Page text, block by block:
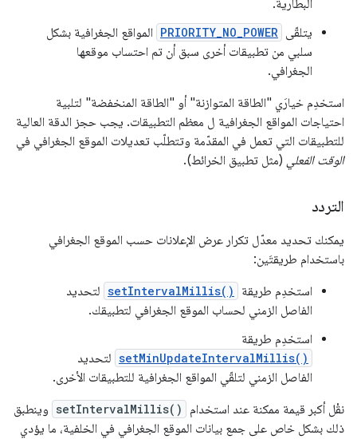
البطارية.
يتلقّى PRIORITY_NO_POWER المواقع الجغرافية بشكل
سلبي من تطبيقات أخرى سبق أن تم احتساب موقعها
الجغرافي.
استخدِم خيارَي "الطاقة المتوازنة" أو "الطاقة المنخفضة" لتلبية
احتياجات المواقع الجغرافية ل معظم التطبيقات. يجب حجز الدقة العالية
للتطبيقات التي تعمل في المقدّمة وتتطلّب تعديلات الموقع الجغرافي في
الوقت الفعلي (مثل تطبيق الخرائط).
التردد
يمكنك تحديد معدّل تكرار عرض الإعلانات حسب الموقع الجغرافي
باستخدام طريقتَين:
استخدِم طريقة
setIntervalMillis() لتحديد
الفاصل الزمني لحساب الموقع الجغرافي لتطبيقك.
استخدِم طريقة
setMinUpdateIntervalMillis() لتحديد
الفاصل الزمني لتلقّي المواقع الجغرافية للتطبيقات الأخرى.
نقْل أكبر قيمة ممكنة عند استخدام
setIntervalMillis() وينطبق
ذلك بشكل خاص على جمع بيانات الموقع الجغرافي في الخلفية، ما يؤدي